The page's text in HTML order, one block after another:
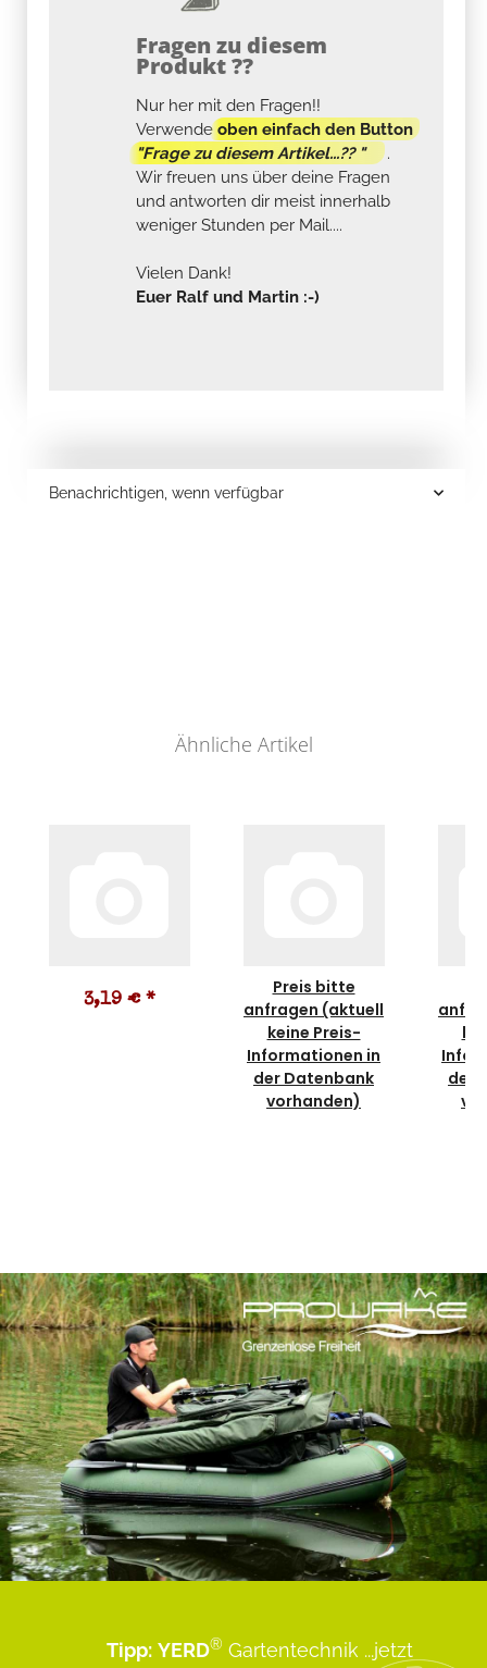
Fragen zu diesem
Produkt ??
Nur her mit den Fragen!!
Verwendeoben einfach den Button
"Frage zu diesem Artikel...?? "
.
Wir freuen uns über deine Fragen
und antworten dir meist innerhalb
weniger Stunden per Mail....
Vielen Dank!
Euer Ralf und Martin :-)
Benachrichtigen, wenn verfügbar
Ähnliche Artikel
3,19 € *
Preis bitte
anfragen (aktuell
keine Preis-
Informationen in
der Datenbank
vorhanden)
der
Tipp: YERD® Gartentechnik ...jetzt